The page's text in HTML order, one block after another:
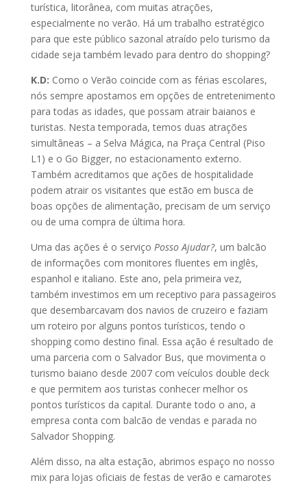
turística, litorânea, com muitas atrações,
especialmente no verão. Há um trabalho estratégico
para que este público sazonal atraído pelo turismo da
cidade seja também levado para dentro do shopping?
K.D: Como o Verão coincide com as férias escolares,
nós sempre apostamos em opções de entretenimento
para todas as idades, que possam atrair baianos e
turistas. Nesta temporada, temos duas atrações
simultâneas – a Selva Mágica, na Praça Central (Piso
L1) e o Go Bigger, no estacionamento externo.
Também acreditamos que ações de hospitalidade
podem atrair os visitantes que estão em busca de
boas opções de alimentação, precisam de um serviço
ou de uma compra de última hora.
Uma das ações é o serviço Posso Ajudar?, um balcão
de informações com monitores fluentes em inglês,
espanhol e italiano. Este ano, pela primeira vez,
também investimos em um receptivo para passageiros
que desembarcavam dos navios de cruzeiro e faziam
um roteiro por alguns pontos turísticos, tendo o
shopping como destino final. Essa ação é resultado de
uma parceria com o Salvador Bus, que movimenta o
turismo baiano desde 2007 com veículos double deck
e que permitem aos turistas conhecer melhor os
pontos turísticos da capital. Durante todo o ano, a
empresa conta com balcão de vendas e parada no
Salvador Shopping.
Além disso, na alta estação, abrimos espaço no nosso
mix para lojas oficiais de festas de verão e camarotes